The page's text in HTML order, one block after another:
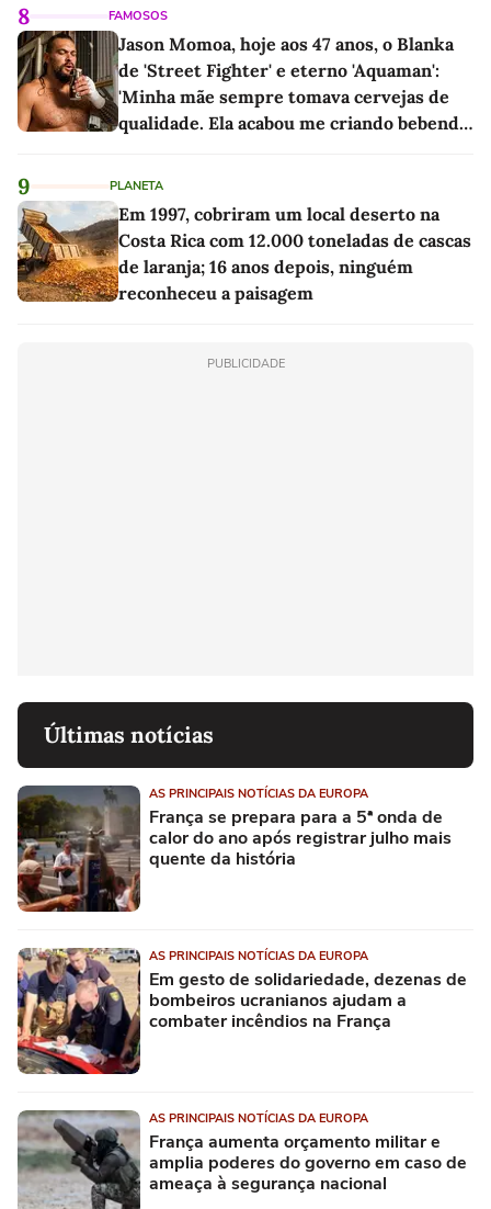
8 FAMOSOS
Jason Momoa, hoje aos 47 anos, o Blanka
de 'Street Fighter' e eterno 'Aquaman':
'Minha mãe sempre tomava cervejas de
qualidade. Ela acabou me criando bebendo
9 PLANETA
Em 1997, cobriram um local deserto na
Costa Rica com 12.000 toneladas de cascas
de laranja; 16 anos depois, ninguém
reconheceu a paisagem
PUBLICIDADE
Últimas notícias
AS PRINCIPAIS NOTÍCIAS DA EUROPA
França se prepara para a 5ª onda de
calor do ano após registrar julho mais
quente da história
AS PRINCIPAIS NOTÍCIAS DA EUROPA
Em gesto de solidariedade, dezenas de
bombeiros ucranianos ajudam a
combater incêndios na França
AS PRINCIPAIS NOTÍCIAS DA EUROPA
França aumenta orçamento militar e
amplia poderes do governo em caso de
ameaça à segurança nacional